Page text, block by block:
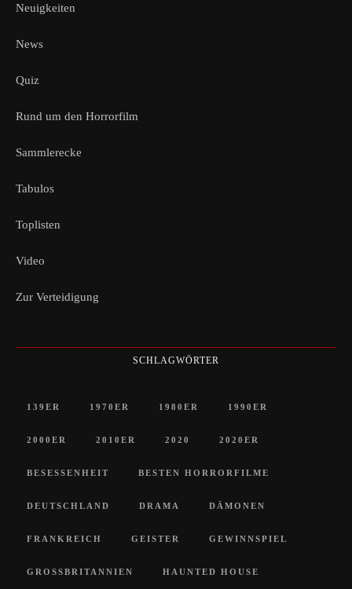
Neuigkeiten
News
Quiz
Rund um den Horrorfilm
Sammlerecke
Tabulos
Toplisten
Video
Zur Verteidigung
SCHLAGWÖRTER
139ER 1970ER 1980ER 1990ER
2000ER 2010ER 2020 2020ER
BESESSENHEIT BESTEN HORRORFILME
DEUTSCHLAND DRAMA DÄMONEN
FRANKREICH GEISTER GEWINNSPIEL
GROSSBRITANNIEN HAUNTED HOUSE